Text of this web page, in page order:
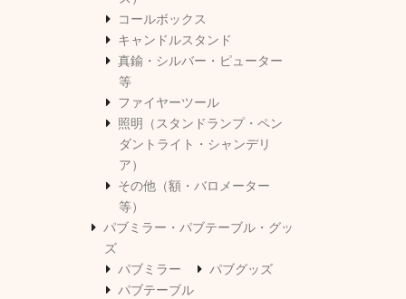
コールボックス
キャンドルスタンド
真鍮・シルバー・ピューター
等
ファイヤーツール
照明（スタンドランプ・ペン
ダントライト・シャンデリ
ア）
その他（額・バロメーター
等）
パブミラー・パブテーブル・グッ
ズ
パブミラー
パブグッズ
パブテーブル